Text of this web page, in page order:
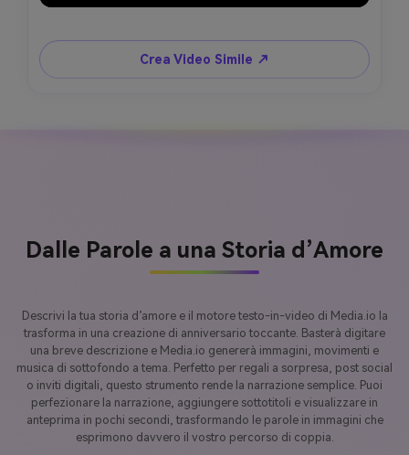
Crea Video Simile ↗
Dalle Parole a una Storia d’Amore
Descrivi la tua storia d’amore e il motore testo-in-video di Media.io la
trasforma in una creazione di anniversario toccante. Basterà digitare
una breve descrizione e Media.io genererà immagini, movimenti e
musica di sottofondo a tema. Perfetto per regali a sorpresa, post social
o inviti digitali, questo strumento rende la narrazione semplice. Puoi
perfezionare la narrazione, aggiungere sottotitoli e visualizzare in
anteprima in pochi secondi, trasformando le parole in immagini che
esprimono davvero il vostro percorso di coppia.